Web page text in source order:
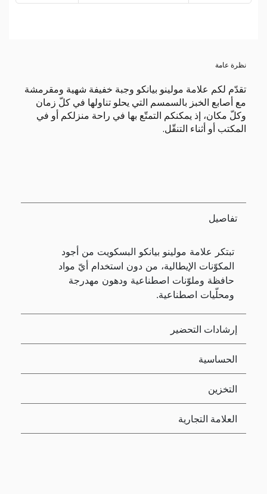
نظرة عامة
تقدّم لكم علامة مولينو بيانكو وجبة خفيفة شهية ومقرمشة
مع أصابع الخبز بالسمسم التي يحلو تناولها في كلّ زمان
وكلّ مكان، إذ يمكنكم التمتّع بها في راحة منزلكم أو في
المكتب أو أثناء التنقّل.
تفاصيل
تبتكر علامة مولينو بيانكو البسكويت من أجود
المكوّنات الإيطالية، من دون استخدام أيّ مواد
حافظة وملوّنات اصطناعية ودهون مهدرجة
ومحلّيات اصطناعية.
إرشادات التحضير
الحساسية
التخزين
العلامة التجارية